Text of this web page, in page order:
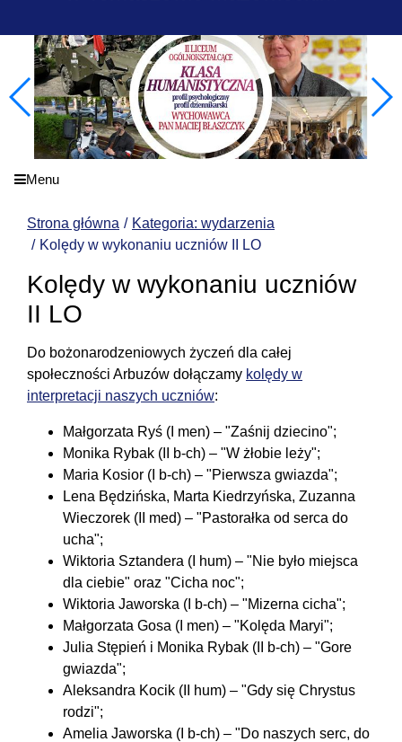
Menu
Strona główna
Kategoria: wydarzenia
Kolędy w wykonaniu uczniów II LO
Kolędy w wykonaniu uczniów
II LO
Do bożonarodzeniowych życzeń dla całej
społeczności Arbuzów dołączamy kolędy w
interpretacji naszych uczniów:
Małgorzata Ryś (I men) – "Zaśnij dziecino";
Monika Rybak (II b-ch) – "W żłobie leży";
Maria Kosior (I b-ch) – "Pierwsza gwiazda";
Lena Będzińska, Marta Kiedrzyńska, Zuzanna
Wieczorek (II med) – "Pastorałka od serca do
ucha";
Wiktoria Sztandera (I hum) – "Nie było miejsca
dla ciebie" oraz "Cicha noc";
Wiktoria Jaworska (I b-ch) – "Mizerna cicha";
Małgorzata Gosa (I men) – "Kolęda Maryi";
Julia Stępień i Monika Rybak (II b-ch) – "Gore
gwiazda";
Aleksandra Kocik (II hum) – "Gdy się Chrystus
rodzi";
Amelia Jaworska (I b-ch) – "Do naszych serc, do